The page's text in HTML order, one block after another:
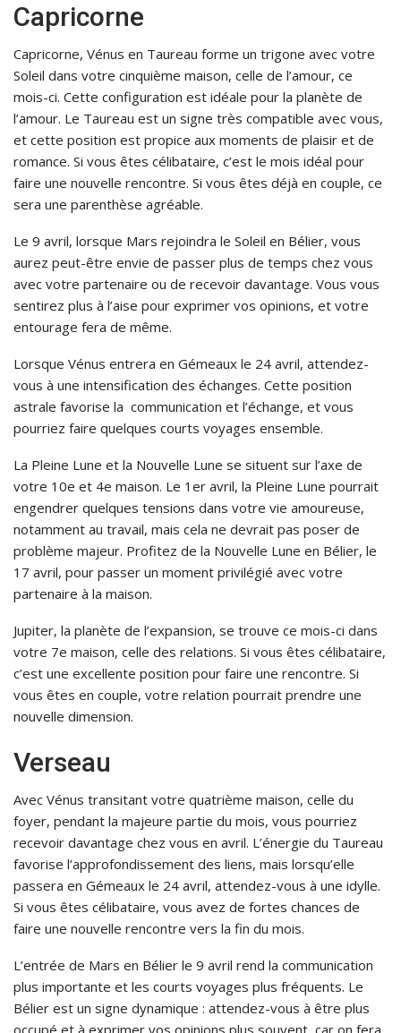
Capricorne
Capricorne, Vénus en Taureau forme un trigone avec votre
Soleil dans votre cinquième maison, celle de l’amour, ce
mois-ci. Cette configuration est idéale pour la planète de
l’amour. Le Taureau est un signe très compatible avec vous,
et cette position est propice aux moments de plaisir et de
romance. Si vous êtes célibataire, c’est le mois idéal pour
faire une nouvelle rencontre. Si vous êtes déjà en couple, ce
sera une parenthèse agréable.
Le 9 avril, lorsque Mars rejoindra le Soleil en Bélier, vous
aurez peut-être envie de passer plus de temps chez vous
avec votre partenaire ou de recevoir davantage. Vous vous
sentirez plus à l’aise pour exprimer vos opinions, et votre
entourage fera de même.
Lorsque Vénus entrera en Gémeaux le 24 avril, attendez-
vous à une intensification des échanges. Cette position
astrale favorise la communication et l’échange, et vous
pourriez faire quelques courts voyages ensemble.
La Pleine Lune et la Nouvelle Lune se situent sur l’axe de
votre 10e et 4e maison. Le 1er avril, la Pleine Lune pourrait
engendrer quelques tensions dans votre vie amoureuse,
notamment au travail, mais cela ne devrait pas poser de
problème majeur. Profitez de la Nouvelle Lune en Bélier, le
17 avril, pour passer un moment privilégié avec votre
partenaire à la maison.
Jupiter, la planète de l’expansion, se trouve ce mois-ci dans
votre 7e maison, celle des relations. Si vous êtes célibataire,
c’est une excellente position pour faire une rencontre. Si
vous êtes en couple, votre relation pourrait prendre une
nouvelle dimension.
Verseau
Avec Vénus transitant votre quatrième maison, celle du
foyer, pendant la majeure partie du mois, vous pourriez
recevoir davantage chez vous en avril. L’énergie du Taureau
favorise l’approfondissement des liens, mais lorsqu’elle
passera en Gémeaux le 24 avril, attendez-vous à une idylle.
Si vous êtes célibataire, vous avez de fortes chances de
faire une nouvelle rencontre vers la fin du mois.
L’entrée de Mars en Bélier le 9 avril rend la communication
plus importante et les courts voyages plus fréquents. Le
Bélier est un signe dynamique : attendez-vous à être plus